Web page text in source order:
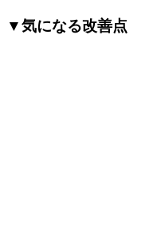
▼気になる改善点